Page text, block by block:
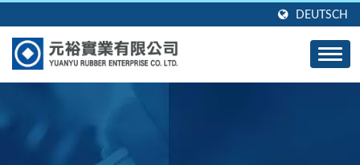
DEUTSCH